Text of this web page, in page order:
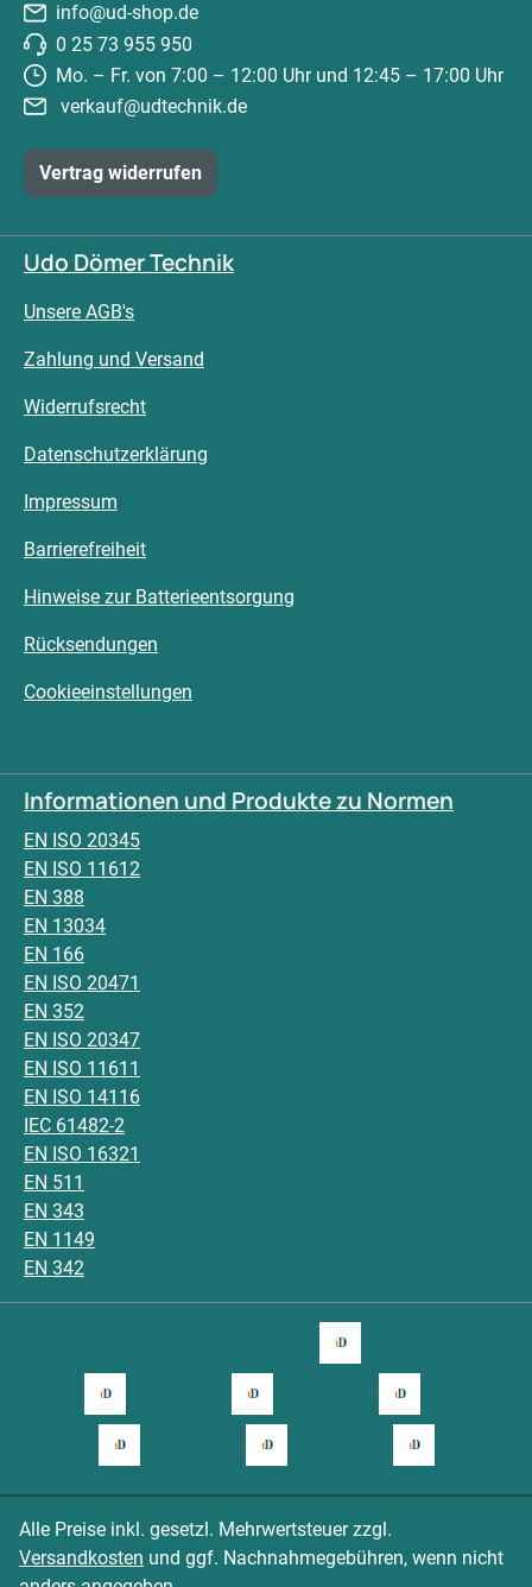
info@ud-shop.de
0 25 73 955 950
Mo. – Fr. von 7:00 – 12:00 Uhr und 12:45 – 17:00 Uhr
verkauf@udtechnik.de
Vertrag widerrufen
Udo Dömer Technik
Unsere AGB's
Zahlung und Versand
Widerrufsrecht
Datenschutzerklärung
Impressum
Barrierefreiheit
Hinweise zur Batterieentsorgung
Rücksendungen
Cookieeinstellungen
Informationen und Produkte zu Normen
EN ISO 20345
EN ISO 11612
EN 388
EN 13034
EN 166
EN ISO 20471
EN 352
EN ISO 20347
EN ISO 11611
EN ISO 14116
IEC 61482-2
EN ISO 16321
EN 511
EN 343
EN 1149
EN 342
Alle Preise inkl. gesetzl. Mehrwertsteuer zzgl.
Versandkosten und ggf. Nachnahmegebühren, wenn nicht